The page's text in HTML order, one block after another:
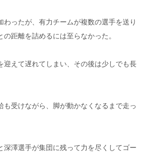
わったが、有力チームが複数の選手を送り
距離を詰めるには至らなかった。
迎えて遅れてしまい、その後は少しでも長
も受けながら、脚が動かなくなるまで走っ
深澤選手が集団に残って力を尽くしてゴー